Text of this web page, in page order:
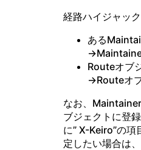
経路ハイジャッ
ある
Routeオブ
→Routeオ
なお、
ブジェクトに登
に” X-Keiro”の
定したい場合は